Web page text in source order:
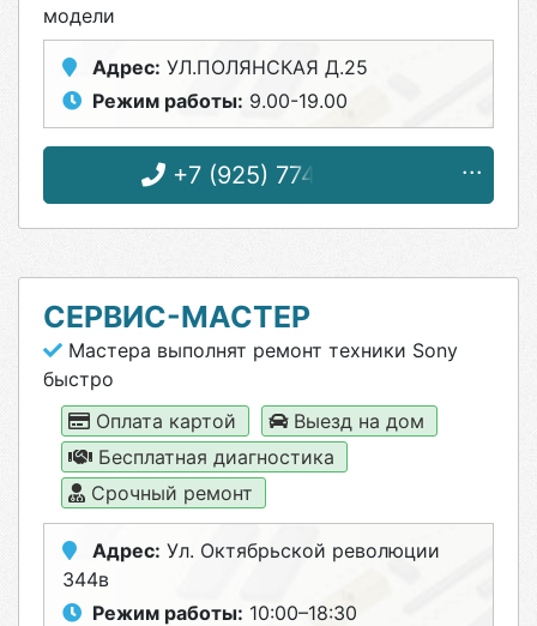
модели
Адрес: УЛ.ПОЛЯНСКАЯ Д.25
Режим работы: 9.00-19.00
+7 (925) 774-70-47
СЕРВИС-МАСТЕР
Мастера выполнят ремонт техники Sony
быстро
Оплата картой
Выезд на дом
Бесплатная диагностика
Срочный ремонт
Адрес: Ул. Октябрьской революции
344в
Режим работы: 10:00–18:30